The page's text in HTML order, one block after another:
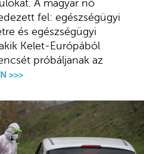
A magyar nő
fel: egészségügyi
és egészségügyi
Kelet-Európából
próbáljanak az
>>>